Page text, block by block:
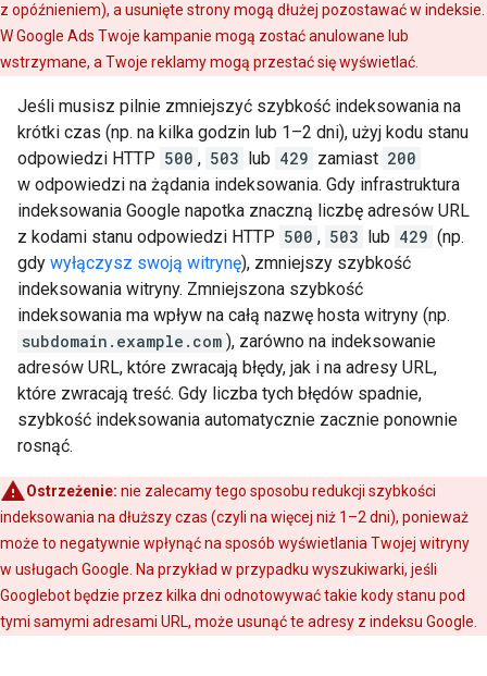
z opóźnieniem), a usunięte strony mogą dłużej pozostawać w indeksie.
W Google Ads Twoje kampanie mogą zostać anulowane lub
wstrzymane, a Twoje reklamy mogą przestać się wyświetlać.
Jeśli musisz pilnie zmniejszyć szybkość indeksowania na
krótki czas (np. na kilka godzin lub 1–2 dni), użyj kodu stanu
odpowiedzi HTTP 500 , 503 lub 429 zamiast 200
w odpowiedzi na żądania indeksowania. Gdy infrastruktura
indeksowania Google napotka znaczną liczbę adresów URL
z kodami stanu odpowiedzi HTTP 500 , 503 lub 429 (np.
gdy wyłączysz swoją witrynę), zmniejszy szybkość
indeksowania witryny. Zmniejszona szybkość
indeksowania ma wpływ na całą nazwę hosta witryny (np.
subdomain.example.com ), zarówno na indeksowanie
adresów URL, które zwracają błędy, jak i na adresy URL,
które zwracają treść. Gdy liczba tych błędów spadnie,
szybkość indeksowania automatycznie zacznie ponownie
rosnąć.
Ostrzeżenie: nie zalecamy tego sposobu redukcji szybkości
indeksowania na dłuższy czas (czyli na więcej niż 1–2 dni), ponieważ
może to negatywnie wpłynąć na sposób wyświetlania Twojej witryny
w usługach Google. Na przykład w przypadku wyszukiwarki, jeśli
Googlebot będzie przez kilka dni odnotowywać takie kody stanu pod
tymi samymi adresami URL, może usunąć te adresy z indeksu Google.